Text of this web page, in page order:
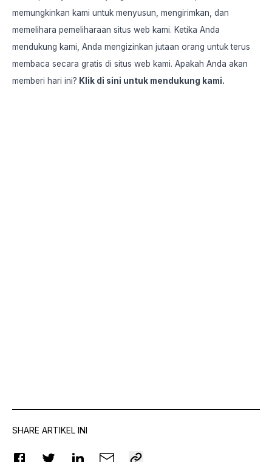
memungkinkan kami untuk menyusun, mengirimkan, dan
memelihara pemeliharaan situs web kami. Ketika Anda
mendukung kami, Anda mengizinkan jutaan orang untuk terus
membaca secara gratis di situs web kami. Apakah Anda akan
memberi hari ini? Klik di sini untuk mendukung kami.
SHARE ARTIKEL INI